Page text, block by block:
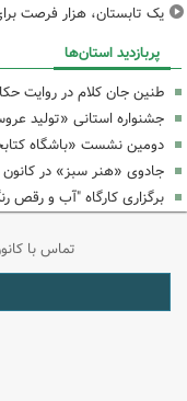
یک تابستان، هزار فرصت
پربازدید استان‌ها
طنین جان کلام در روایت
جشنواره استانی «تولید
دومین نشست «باشگاه
جادوی «هنر سبز» در
برگزاری کارگاه "آب و رقص
تماس با